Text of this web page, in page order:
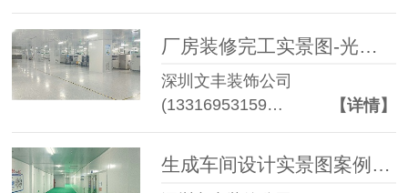
厂房装修完工实景图-光明区企业装修效果图
深圳文丰装饰公司
(13316953159…
【详情】
生成车间设计实景图案例-光明区企业装修效果图